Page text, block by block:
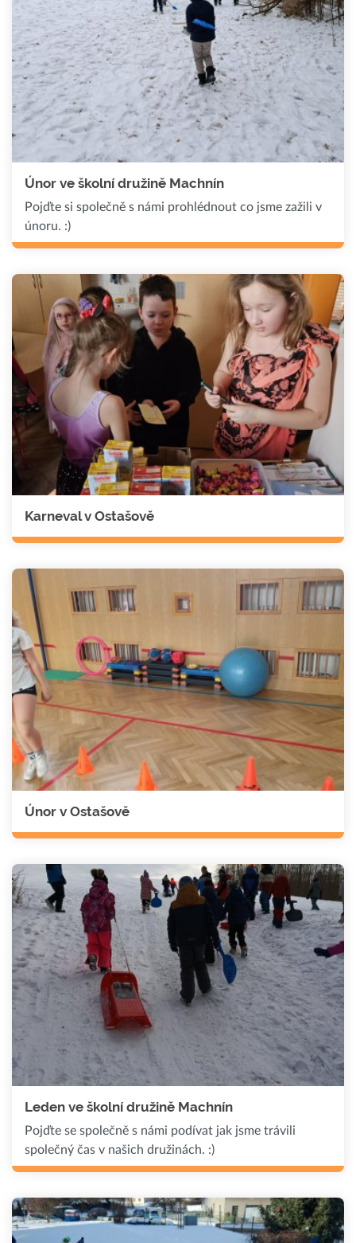
Únor ve školní družině Machnín
Pojďte si společně s námi prohlédnout co jsme zažili v
únoru. :)
Karneval v Ostašově
Únor v Ostašově
Leden ve školní družině Machnín
Pojďte se společně s námi podívat jak jsme trávili
společný čas v našich družinách. :)